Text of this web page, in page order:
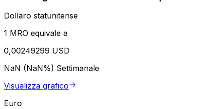
Dollaro statunitense
1 MRO equivale a
0,00249299 USD
NaN (NaN%) Settimanale
Visualizza grafico
Euro